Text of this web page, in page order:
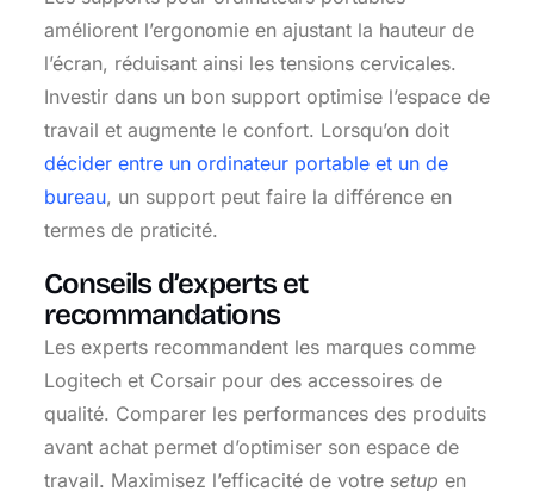
améliorent l’ergonomie en ajustant la hauteur de
l’écran, réduisant ainsi les tensions cervicales.
Investir dans un bon support optimise l’espace de
travail et augmente le confort. Lorsqu’on doit
décider entre un ordinateur portable et un de
bureau, un support peut faire la différence en
termes de praticité.
Conseils d’experts et
recommandations
Les experts recommandent les marques comme
Logitech et Corsair pour des accessoires de
qualité. Comparer les performances des produits
avant achat permet d’optimiser son espace de
travail. Maximisez l’efficacité de votre setup en